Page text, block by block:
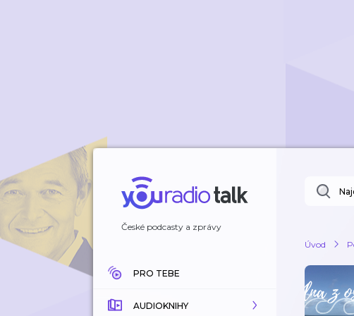
České podcasty a zprávy
PRO TEBE
AUDIOKNIHY
Úvod